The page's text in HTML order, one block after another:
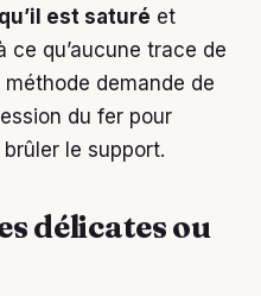
est saturé et
ce qu’aucune trace de
demande de
du fer pour
le support.
délicates ou